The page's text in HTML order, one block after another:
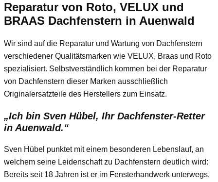
Reparatur von Roto, VELUX und
BRAAS Dachfenstern in Auenwald
Wir sind auf die Reparatur und Wartung von Dachfenstern
verschiedener Qualitätsmarken wie VELUX, Braas und Roto
spezialisiert. Selbstverständlich kommen bei der Reparatur
von Dachfenstern dieser Marken ausschließlich
Originalersatzteile des Herstellers zum Einsatz.
„Ich bin Sven Hübel, Ihr Dachfenster-Retter
in Auenwald.“
Sven Hübel punktet mit einem besonderen Lebenslauf, an
welchem seine Leidenschaft zu Dachfenstern deutlich wird:
Bereits seit 18 Jahren ist er im Fensterhandwerk unterwegs,